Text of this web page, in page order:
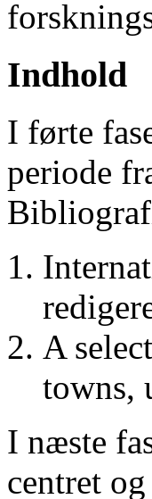
Indhold
I førte
periode
A
towns,
I næste
centret